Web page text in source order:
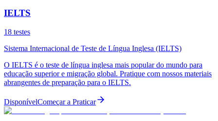
IELTS
18 testes
Sistema Internacional de Teste de Língua Inglesa (IELTS)
O IELTS é o teste de língua inglesa mais popular do mundo para
educação superior e migração global. Pratique com nossos materiais
abrangentes de preparação para o IELTS.
DisponívelComeçar a Praticar